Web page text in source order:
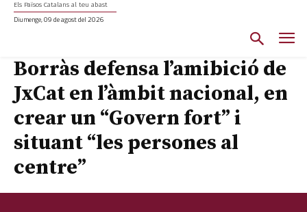
Els Països Catalans al teu abast
Diumenge, 09 de agost del 2026
Borràs defensa l’amibició de
JxCat en l’àmbit nacional, en
crear un “Govern fort” i
situant “les persones al
centre”